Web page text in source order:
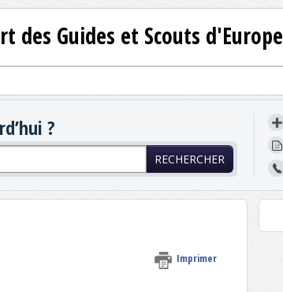
des Guides et Scouts d'Europe
?
RECHERCHER
Imprimer